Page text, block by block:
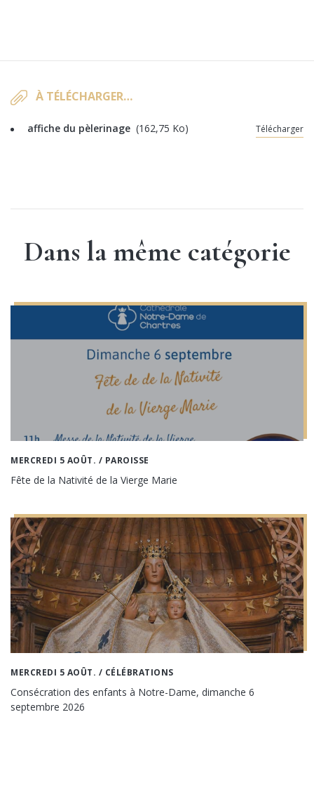
À TÉLÉCHARGER…
affiche du pèlerinage (162,75 Ko) Télécharger
Dans la même catégorie
MERCREDI 5 AOÛT. / PAROISSE
Fête de la Nativité de la Vierge Marie
MERCREDI 5 AOÛT. / CÉLÉBRATIONS
Consécration des enfants à Notre-Dame, dimanche 6
septembre 2026